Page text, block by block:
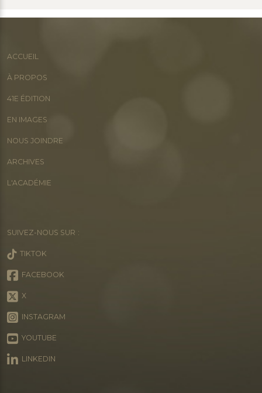
ACCUEIL
À PROPOS
41E ÉDITION
EN IMAGES
NOUS JOINDRE
ARCHIVES
L'ACADÉMIE
SUIVEZ-NOUS SUR :
TIKTOK
FACEBOOK
X
INSTAGRAM
YOUTUBE
LINKEDIN